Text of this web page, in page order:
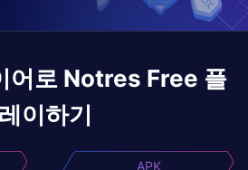
어로 Notres Free 플
레이하기
APK